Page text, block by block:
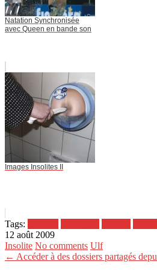
Natation Synchronisée
avec Queen en bande son
Images Insolites II
Tags:
12 août 2009
Insolite No comments Ulf
← Accéder à des dossiers partagés